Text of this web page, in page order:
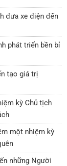
đưa xe điện đến
phát triển bền bỉ
tạo giá trị
kỳ Chủ tịch
một nhiệm kỳ
những Người